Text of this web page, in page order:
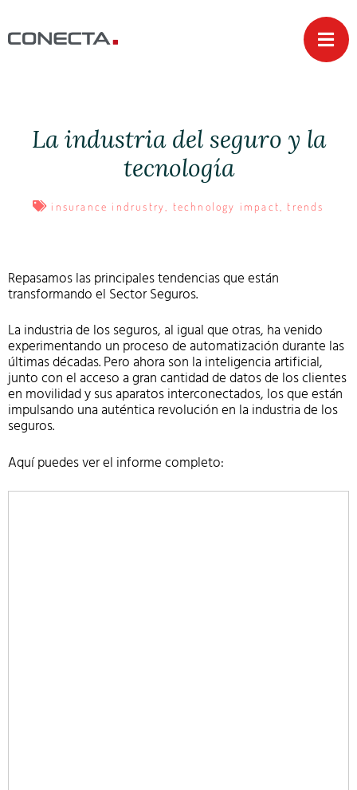
La industria del seguro y la
tecnología
insurance indrustry technology impact trends
Repasamos las principales tendencias que están
transformando el Sector Seguros.
La industria de los seguros, al igual que otras, ha venido
experimentando un proceso de automatización durante las
últimas décadas. Pero ahora son la inteligencia artificial,
junto con el acceso a gran cantidad de datos de los clientes
en movilidad y sus aparatos interconectados, los que están
impulsando una auténtica revolución en la industria de los
seguros.
Aquí puedes ver el informe completo: